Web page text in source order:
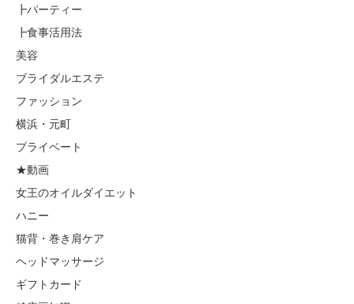
┣パーティー
┣食事活用法
美容
ブライダルエステ
ファッション
横浜・元町
プライベート
★動画
女王のオイルダイエット
ハニー
猫背・巻き肩ケア
ヘッドマッサージ
ギフトカード